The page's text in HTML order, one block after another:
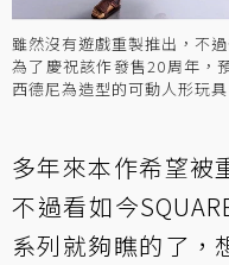
雖然沒有遊戲重製推出，不
為了慶祝該作發售20周年，
西德尼為造型的可動人形玩
多年來本作希望被
不過看如今
系列就夠瞧的了，